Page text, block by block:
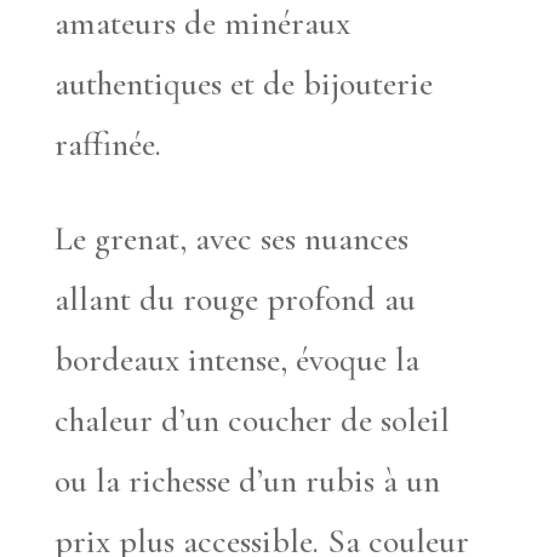
amateurs de minéraux
authentiques et de bijouterie
raffinée.
Le grenat, avec ses nuances
allant du rouge profond au
bordeaux intense, évoque la
chaleur d’un coucher de soleil
ou la richesse d’un rubis à un
prix plus accessible. Sa couleur